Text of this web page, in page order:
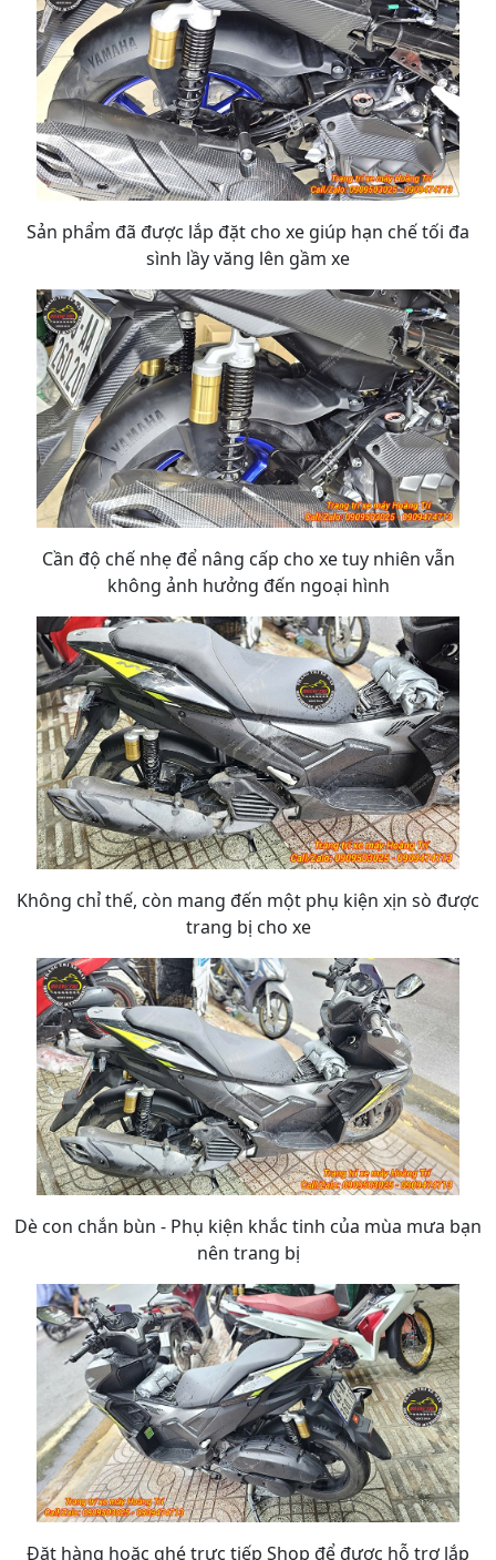
Sản phẩm đã được lắp đặt cho xe giúp hạn chế tối đa
sình lầy văng lên gầm xe
Cần độ chế nhẹ để nâng cấp cho xe tuy nhiên vẫn
không ảnh hưởng đến ngoại hình
Không chỉ thế, còn mang đến một phụ kiện xịn sò được
trang bị cho xe
Dè con chắn bùn - Phụ kiện khắc tinh của mùa mưa bạn
nên trang bị
Đặt hàng hoặc ghé trực tiếp Shop để được hỗ trợ lắp